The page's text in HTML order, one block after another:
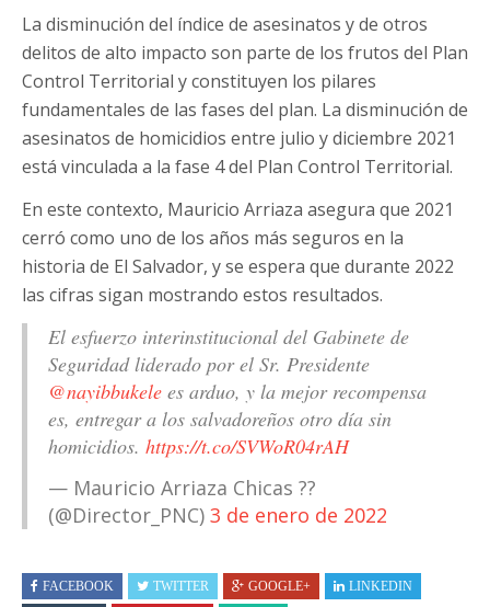
La disminución del índice de asesinatos y de otros
delitos de alto impacto son parte de los frutos del Plan
Control Territorial y constituyen los pilares
fundamentales de las fases del plan. La disminución de
asesinatos de homicidios entre julio y diciembre 2021
está vinculada a la fase 4 del Plan Control Territorial.
En este contexto, Mauricio Arriaza asegura que 2021
cerró como uno de los años más seguros en la
historia de El Salvador, y se espera que durante 2022
las cifras sigan mostrando estos resultados.
El esfuerzo interinstitucional del Gabinete de
Seguridad liderado por el Sr. Presidente
@nayibbukele es arduo, y la mejor recompensa
es, entregar a los salvadoreños otro día sin
homicidios. https://t.co/SVWoR04rAH
— Mauricio Arriaza Chicas ??
(@Director_PNC) 3 de enero de 2022
FACEBOOK TWITTER GOOGLE+ LINKEDIN